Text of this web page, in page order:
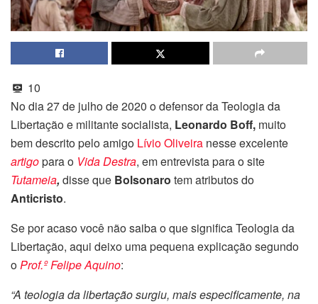
10
No dia 27 de julho de 2020 o defensor da Teologia da
Libertação e militante socialista, Leonardo Boff, muito
bem descrito pelo amigo Lívio Oliveira nesse excelente
artigopara o Vida Destra, em entrevista para o site
Tutameia, disse que Bolsonaro tem atributos do
Anticristo.
Se por acaso você não saiba o que significa Teologia da
Libertação, aqui deixo uma pequena explicação segundo
oProf.º Felipe Aquino:
“A teologia da libertação surgiu, mais especificamente, na